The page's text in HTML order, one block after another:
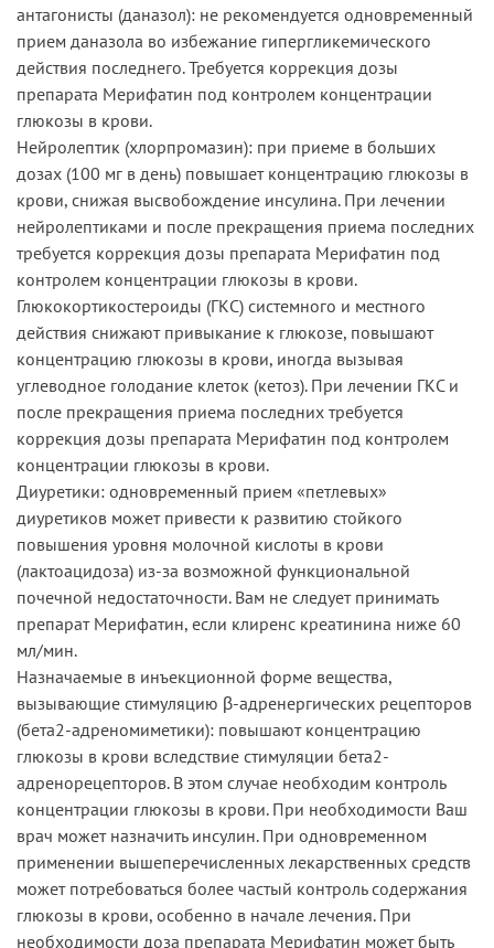
антагонисты (даназол): не рекомендуется одновременный
прием даназола во избежание гипергликемического
действия последнего. Требуется коррекция дозы
препарата Мерифатин под контролем концентрации
глюкозы в крови.
Нейролептик (хлорпромазин): при приеме в больших
дозах (100 мг в день) повышает концентрацию глюкозы в
крови, снижая высвобождение инсулина. При лечении
нейролептиками и после прекращения приема последних
требуется коррекция дозы препарата Мерифатин под
контролем концентрации глюкозы в крови.
Глюкокортикостероиды (ГКС) системного и местного
действия снижают привыкание к глюкозе, повышают
концентрацию глюкозы в крови, иногда вызывая
углеводное голодание клеток (кетоз). При лечении ГКС и
после прекращения приема последних требуется
коррекция дозы препарата Мерифатин под контролем
концентрации глюкозы в крови.
Диуретики: одновременный прием «петлевых»
диуретиков может привести к развитию стойкого
повышения уровня молочной кислоты в крови
(лактоацидоза) из-за возможной функциональной
почечной недостаточности. Вам не следует принимать
препарат Мерифатин, если клиренс креатинина ниже 60
мл/мин.
Назначаемые в инъекционной форме вещества,
вызывающие стимуляцию β-адренергических рецепторов
(бета2-адреномиметики): повышают концентрацию
глюкозы в крови вследствие стимуляции бета2-
адренорецепторов. В этом случае необходим контроль
концентрации глюкозы в крови. При необходимости Ваш
врач может назначить инсулин. При одновременном
применении вышеперечисленных лекарственных средств
может потребоваться более частый контроль содержания
глюкозы в крови, особенно в начале лечения. При
необходимости доза препарата Мерифатин может быть